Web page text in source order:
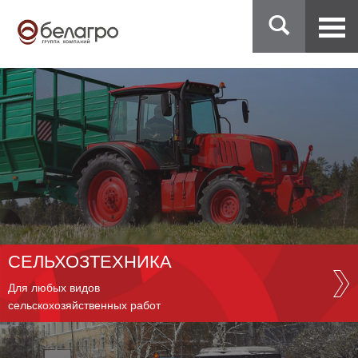
СЕЛЬХОЗТЕХНИКА
Для любых видов
сельскохозяйственных работ